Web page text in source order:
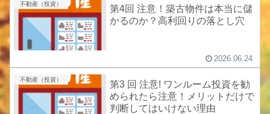
不動産（投資）
第4回 注意！築古物件は本当に儲
かるのか？高利回りの落とし穴
2026.06.24
不動産（投資）
第3 回 注意! ワンルーム投資を勧
められたら注意！メリットだけで
判断してはいけない理由